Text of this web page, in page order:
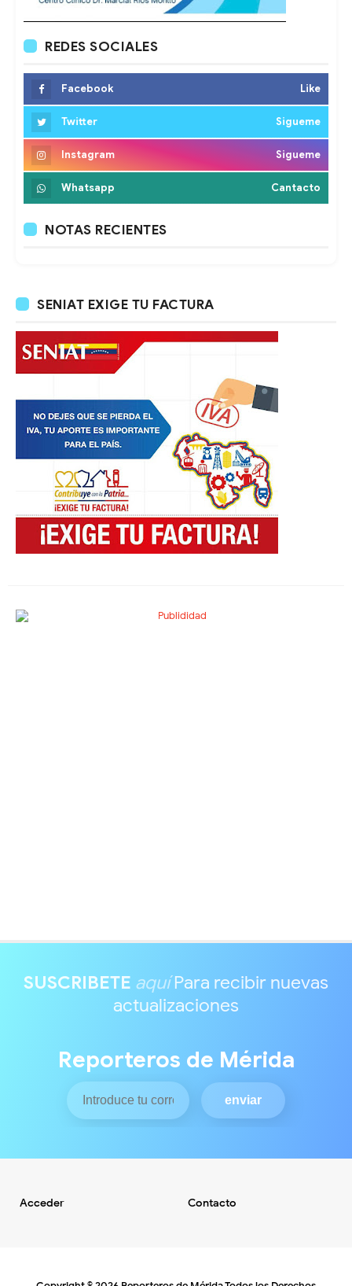
REDES SOCIALES
Facebook Like
Twitter Sigueme
Instagram Sigueme
Whatsapp Cantacto
NOTAS RECIENTES
SENIAT EXIGE TU FACTURA
SUSCRIBETE aquíPara recibir nuevas
actualizaciones
Reporteros de Mérida
Acceder Contacto